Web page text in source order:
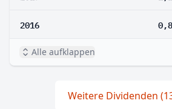
2016
Alle aufklappen
Weitere Dividenden